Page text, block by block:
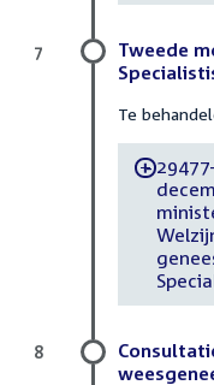
Tweede
Te
-
7
8